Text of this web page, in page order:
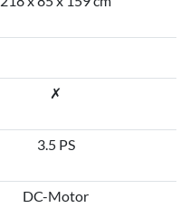
✗
3.5 PS
DC-Motor